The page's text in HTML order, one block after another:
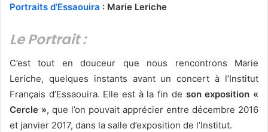
Portraits d’Essaouira : Marie Leriche
Le Portrait :
C’est tout en douceur que nous rencontrons Marie
Leriche, quelques instants avant un concert à l’Institut
Français d’Essaouira. Elle est à la fin de son exposition «
Cercle », que l’on pouvait apprécier entre décembre 2016
et janvier 2017, dans la salle d’exposition de l’Institut.